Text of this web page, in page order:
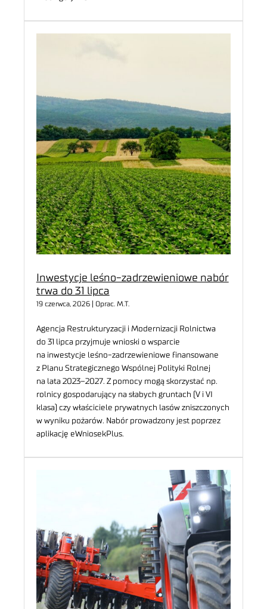
Inwestycje leśno-zadrzewieniowe nabór
trwa do 31 lipca
19 czerwca, 2026 | Oprac. M.T.
Agencja Restrukturyzacji i Modernizacji Rolnictwa
do 31 lipca przyjmuje wnioski o wsparcie
na inwestycje leśno-zadrzewieniowe finansowane
z Planu Strategicznego Wspólnej Polityki Rolnej
na lata 2023–2027. Z pomocy mogą skorzystać np.
rolnicy gospodarujący na słabych gruntach (V i VI
klasa) czy właściciele prywatnych lasów zniszczonych
w wyniku pożarów. Nabór prowadzony jest poprzez
aplikację eWniosekPlus.